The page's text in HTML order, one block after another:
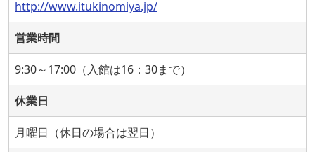
http://www.itukinomiya.jp/
営業時間
9:30～17:00（入館は16：30まで）
休業日
月曜日（休日の場合は翌日）